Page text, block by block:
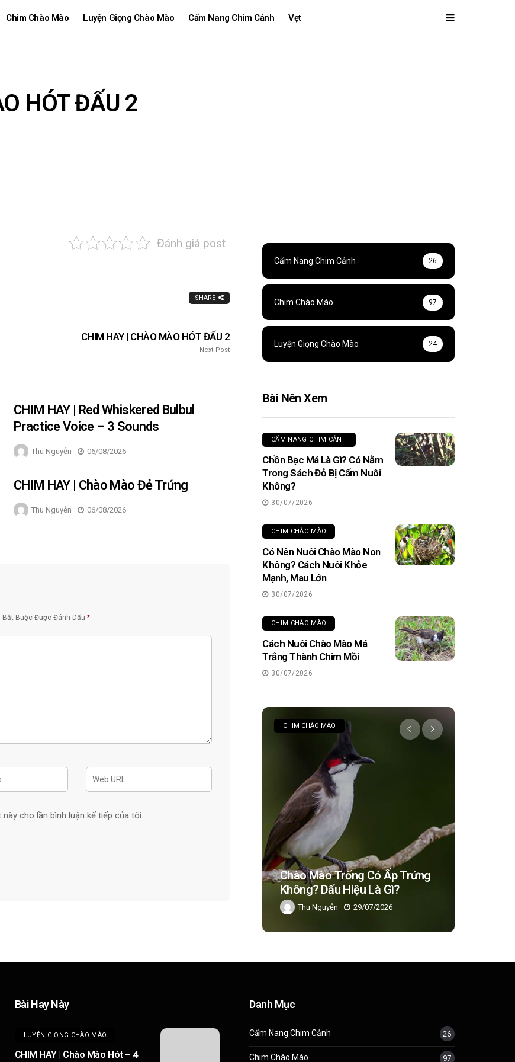
Chim Chào Mào Luyện Giọng Chào Mào Cẩm Nang Chim Cảnh Vẹt
HÓT ĐẤU 2
Đánh giá post
SHARE
CHIM HAY | CHÀO MÀO HÓT ĐẤU 2
Next Post
CHIM HAY | Red Whiskered Bulbul
Practice Voice – 3 Sounds
Thu Nguyễn 06/08/2026
CHIM HAY | Chào Mào Đẻ Trứng
Thu Nguyễn 06/08/2026
Bắt Buộc Được Đánh Dấu *
cho lần bình luận kế tiếp của tôi.
Cẩm Nang Chim Cảnh 26
Chim Chào Mào 97
Luyện Giọng Chào Mào 24
Bài Nên Xem
CẨM NANG CHIM CẢNH
Chồn Bạc Má Là Gì? Có Nằm
Trong Sách Đỏ Bị Cấm Nuôi
Không?
30/07/2026
CHIM CHÀO MÀO
Có Nên Nuôi Chào Mào Non
Không? Cách Nuôi Khỏe
Mạnh, Mau Lớn
30/07/2026
CHIM CHÀO MÀO
Cách Nuôi Chào Mào Má
Trắng Thành Chim Mồi
30/07/2026
CHIM CHÀO MÀO
Chào Mào Trống Có Ấp Trứng
Không? Dấu Hiệu Là Gì?
Thu Nguyễn 29/07/2026
Bài Hay Này
LUYỆN GIỌNG CHÀO MÀO
CHIM HAY | Chào Mào Hót – 4
Danh Mục
Cẩm Nang Chim Cảnh 26
Chim Chào Mào 97